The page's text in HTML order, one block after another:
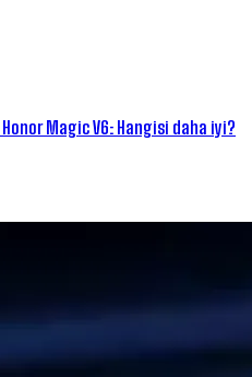
Magic V6: Hangisi daha iyi?